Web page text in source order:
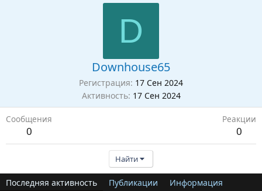
D
Downhouse65
Регистрация 17 Сен 2024
Активность 17 Сен 2024
Сообщения
0
Реакции
0
Найти
Последняя активность Публикации Информация